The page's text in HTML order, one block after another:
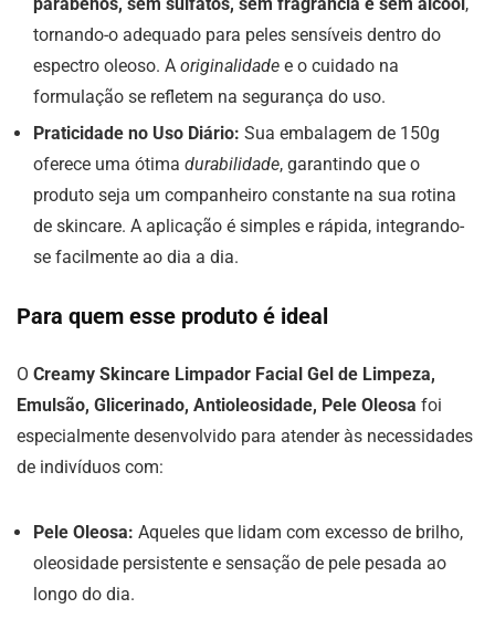
tornando-o adequado para peles sensíveis dentro do
espectro oleoso. A originalidade e o cuidado na
formulação se refletem na segurança do uso.
Praticidade no Uso Diário: Sua embalagem de 150g
oferece uma ótima durabilidade, garantindo que o
produto seja um companheiro constante na sua rotina
de skincare. A aplicação é simples e rápida, integrando-
se facilmente ao dia a dia.
Para quem esse produto é ideal
O Creamy Skincare Limpador Facial Gel de Limpeza,
Emulsão, Glicerinado, Antioleosidade, Pele Oleosa foi
especialmente desenvolvido para atender às necessidades
de indivíduos com:
Pele Oleosa: Aqueles que lidam com excesso de brilho,
oleosidade persistente e sensação de pele pesada ao
longo do dia.